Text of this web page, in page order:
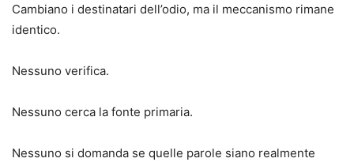
Cambiano i destinatari dell’odio, ma il meccanismo rimane
identico.
Nessuno verifica.
Nessuno cerca la fonte primaria.
Nessuno si domanda se quelle parole siano realmente